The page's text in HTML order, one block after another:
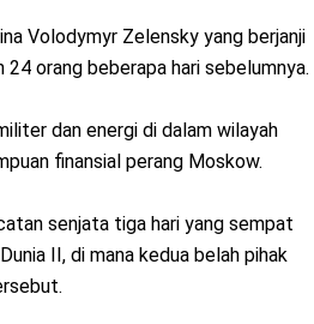
Volodymyr Zelensky yang berjanji
orang beberapa hari sebelumnya.
dan energi di dalam wilayah
finansial perang Moskow.
senjata tiga hari yang sempat
II, di mana kedua belah pihak